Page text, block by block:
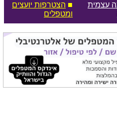
עצמית
■ הצטרפות יועצים
ומטפלים